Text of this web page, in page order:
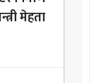
मेहता